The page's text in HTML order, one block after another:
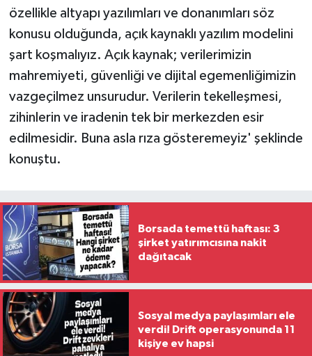
özellikle altyapı yazılımları ve donanımları söz
konusu olduğunda, açık kaynaklı yazılım modelini
şart koşmalıyız. Açık kaynak; verilerimizin
mahremiyeti, güvenliği ve dijital egemenliğimizin
vazgeçilmez unsurudur. Verilerin tekelleşmesi,
zihinlerin ve iradenin tek bir merkezden esir
edilmesidir. Buna asla rıza gösteremeyiz' şeklinde
konuştu.
Borsada temettü haftası: 3
şirket yatırımcısına nakit
dağıtacak
Sosyal medya paylaşımları ele
verdi! Drift operasyonunda 11
kişiye ev hapsi